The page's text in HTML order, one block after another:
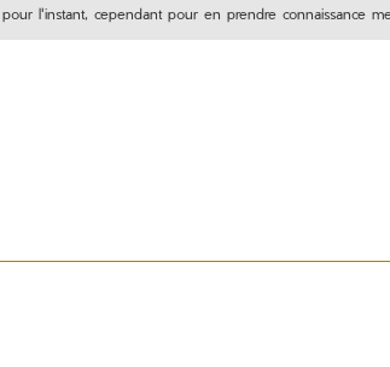
l'instant, cependant pour en prendre connaissance